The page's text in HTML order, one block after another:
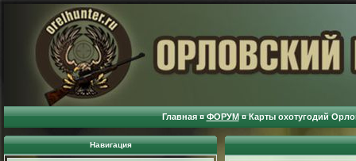
Главная ¤ ФОРУМ ¤ Карты охотугодий
Навигация